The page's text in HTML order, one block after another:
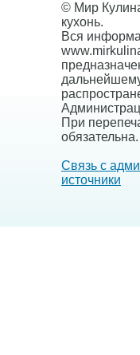
© Мир
кухонь.
Вся
При
обязательна.
Связь с
источники